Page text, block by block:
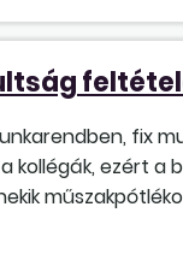
fix
kollégák, ezért